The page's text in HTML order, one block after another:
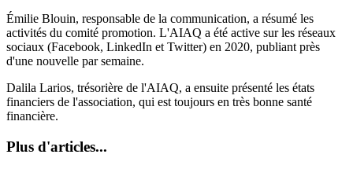
Émilie Blouin, responsable de la communication, a résumé les
activités du comité promotion. L'AIAQ a été active sur les réseaux
sociaux (Facebook, LinkedIn et Twitter) en 2020, publiant près
d'une nouvelle par semaine.
Dalila Larios, trésorière de l'AIAQ, a ensuite présenté les états
financiers de l'association, qui est toujours en très bonne santé
financière.
Plus d'articles...